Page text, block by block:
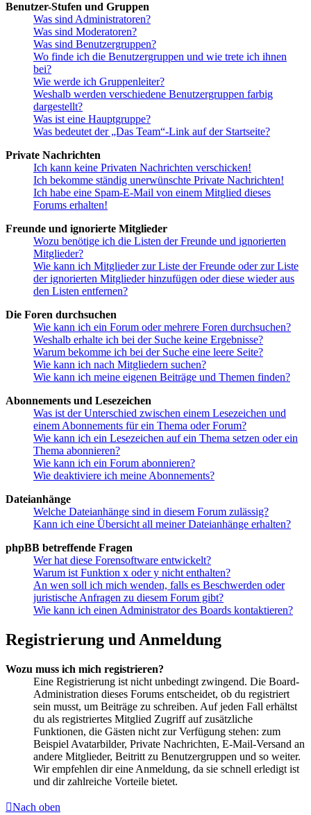
Benutzer-Stufen und Gruppen
Was sind Administratoren?
Was sind Moderatoren?
Was sind Benutzergruppen?
Wo finde ich die Benutzergruppen und wie trete ich ihnen
bei?
Wie werde ich Gruppenleiter?
Weshalb werden verschiedene Benutzergruppen farbig
dargestellt?
Was ist eine Hauptgruppe?
Was bedeutet der „Das Team“-Link auf der Startseite?
Private Nachrichten
Ich kann keine Privaten Nachrichten verschicken!
Ich bekomme ständig unerwünschte Private Nachrichten!
Ich habe eine Spam-E-Mail von einem Mitglied dieses
Forums erhalten!
Freunde und ignorierte Mitglieder
Wozu benötige ich die Listen der Freunde und ignorierten
Mitglieder?
Wie kann ich Mitglieder zur Liste der Freunde oder zur Liste
der ignorierten Mitglieder hinzufügen oder diese wieder aus
den Listen entfernen?
Die Foren durchsuchen
Wie kann ich ein Forum oder mehrere Foren durchsuchen?
Weshalb erhalte ich bei der Suche keine Ergebnisse?
Warum bekomme ich bei der Suche eine leere Seite?
Wie kann ich nach Mitgliedern suchen?
Wie kann ich meine eigenen Beiträge und Themen finden?
Abonnements und Lesezeichen
Was ist der Unterschied zwischen einem Lesezeichen und
einem Abonnements für ein Thema oder Forum?
Wie kann ich ein Lesezeichen auf ein Thema setzen oder ein
Thema abonnieren?
Wie kann ich ein Forum abonnieren?
Wie deaktiviere ich meine Abonnements?
Dateianhänge
Welche Dateianhänge sind in diesem Forum zulässig?
Kann ich eine Übersicht all meiner Dateianhänge erhalten?
phpBB betreffende Fragen
Wer hat diese Forensoftware entwickelt?
Warum ist Funktion x oder y nicht enthalten?
An wen soll ich mich wenden, falls es Beschwerden oder
juristische Anfragen zu diesem Forum gibt?
Wie kann ich einen Administrator des Boards kontaktieren?
Registrierung und Anmeldung
Wozu muss ich mich registrieren?
Eine Registrierung ist nicht unbedingt zwingend. Die Board-
Administration dieses Forums entscheidet, ob du registriert
sein musst, um Beiträge zu schreiben. Auf jeden Fall erhältst
du als registriertes Mitglied Zugriff auf zusätzliche
Funktionen, die Gästen nicht zur Verfügung stehen: zum
Beispiel Avatarbilder, Private Nachrichten, E-Mail-Versand an
andere Mitglieder, Beitritt zu Benutzergruppen und so weiter.
Wir empfehlen dir eine Anmeldung, da sie schnell erledigt ist
und dir zahlreiche Vorteile bietet.
Nach oben